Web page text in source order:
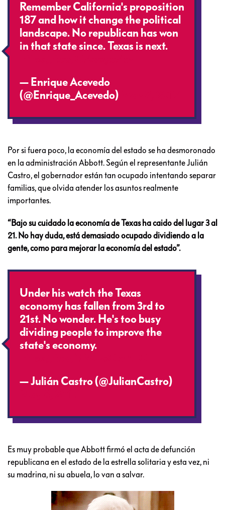
Remember California's proposition
187 and how it change the political
landscape. No republican has won
in that state since. Texas is next.
— Enrique Acevedo
(@Enrique_Acevedo)
Por si fuera poco, la economía del estado se ha desmoronado
en la administración Abbott. Según el representante Julián
Castro, el gobernador están tan ocupado intentando separar
familias, que olvida atender los asuntos realmente
importantes.
“Bajo su cuidado la economía de Texas ha caido del lugar 3 al
21. No hay duda, está demasiado ocupado dividiendo a la
gente, como para mejorar la economía del estado”.
Under his watch the Texas
economy has fallen from 3rd to
21st. No wonder. He's too busy
dividing people to improve the
state's economy.
— Julián Castro (@JulianCastro)
Es muy probable que Abbott firmó el acta de defunción
republicana en el estado de la estrella solitaria y esta vez, ni
su madrina, ni su abuela, lo van a salvar.